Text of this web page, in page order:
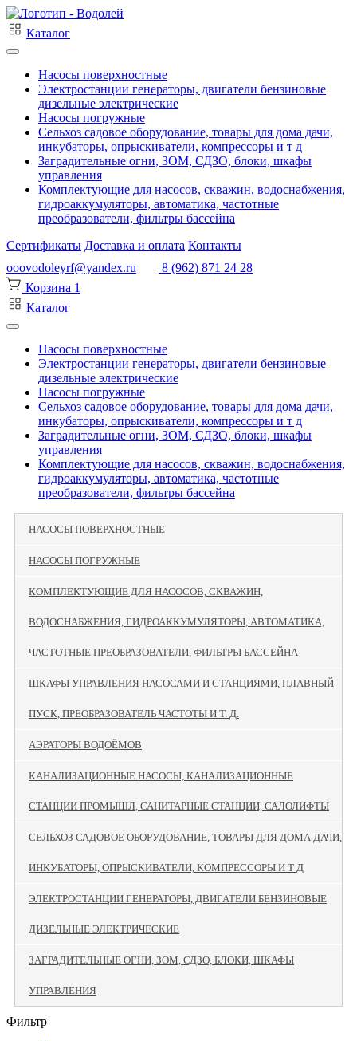
Каталог
Насосы поверхностные
Электростанции генераторы, двигатели бензиновые
дизельные электрические
Насосы погружные
Сельхоз садовое оборудование, товары для дома дачи,
инкубаторы, опрыскиватели, компрессоры и т д
Заградительные огни, ЗОМ, СДЗО, блоки, шкафы
управления
Комплектующие для насосов, скважин, водоснабжения,
гидроаккумуляторы, автоматика, частотные
преобразователи, фильтры бассейна
Сертификаты Доставка и оплата Контакты
ooovodoleyrf@yandex.ru
8 (962) 871 24 28
Корзина 1
Каталог
Насосы поверхностные
Электростанции генераторы, двигатели бензиновые
дизельные электрические
Насосы погружные
Сельхоз садовое оборудование, товары для дома дачи,
инкубаторы, опрыскиватели, компрессоры и т д
Заградительные огни, ЗОМ, СДЗО, блоки, шкафы
управления
Комплектующие для насосов, скважин, водоснабжения,
гидроаккумуляторы, автоматика, частотные
преобразователи, фильтры бассейна
НАСОСЫ ПОВЕРХНОСТНЫЕ
НАСОСЫ ПОГРУЖНЫЕ
КОМПЛЕКТУЮЩИЕ ДЛЯ НАСОСОВ, СКВАЖИН,
ВОДОСНАБЖЕНИЯ, ГИДРОАККУМУЛЯТОРЫ, АВТОМАТИКА,
ЧАСТОТНЫЕ ПРЕОБРАЗОВАТЕЛИ, ФИЛЬТРЫ БАССЕЙНА
ШКАФЫ УПРАВЛЕНИЯ НАСОСАМИ И СТАНЦИЯМИ, ПЛАВНЫЙ
ПУСК, ПРЕОБРАЗОВАТЕЛЬ ЧАСТОТЫ И Т. Д.
АЭРАТОРЫ ВОДОЁМОВ
КАНАЛИЗАЦИОННЫЕ НАСОСЫ, КАНАЛИЗАЦИОННЫЕ
СТАНЦИИ ПРОМЫШЛ, САНИТАРНЫЕ СТАНЦИИ, САЛОЛИФТЫ
СЕЛЬХОЗ САДОВОЕ ОБОРУДОВАНИЕ, ТОВАРЫ ДЛЯ ДОМА ДАЧИ,
ИНКУБАТОРЫ, ОПРЫСКИВАТЕЛИ, КОМПРЕССОРЫ И Т Д
ЭЛЕКТРОСТАНЦИИ ГЕНЕРАТОРЫ, ДВИГАТЕЛИ БЕНЗИНОВЫЕ
ДИЗЕЛЬНЫЕ ЭЛЕКТРИЧЕСКИЕ
ЗАГРАДИТЕЛЬНЫЕ ОГНИ, ЗОМ, СДЗО, БЛОКИ, ШКАФЫ
УПРАВЛЕНИЯ
Фильтр